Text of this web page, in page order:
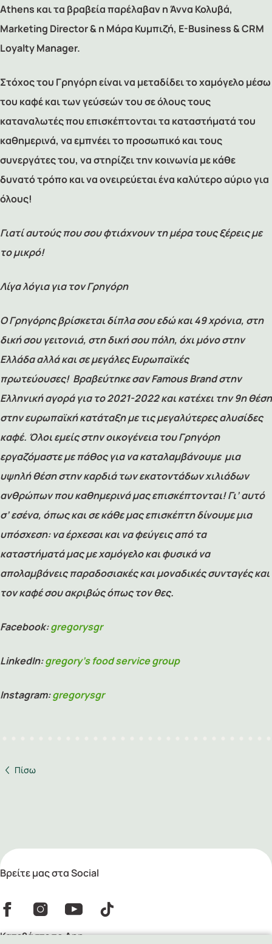
Athens και τα βραβεία παρέλαβαν η Άννα Κολυβά,
Marketing Director & η Μάρα Κυμπιζή, E-Business & CRM
Loyalty Manager.
Στόχος του Γρηγόρη είναι να μεταδίδει το χαμόγελο μέσω
του καφέ και των γεύσεών του σε όλους τους
καταναλωτές που επισκέπτονται τα καταστήματά του
καθημερινά, να εμπνέει το προσωπικό και τους
συνεργάτες του, να στηρίζει την κοινωνία με κάθε
δυνατό τρόπο και να ονειρεύεται ένα καλύτερο αύριο για
όλους!
Γιατί αυτούς που σου φτιάχνουν τη μέρα τους ξέρεις με
το μικρό!
Λίγα λόγια για τον Γρηγόρη
Ο Γρηγόρης βρίσκεται δίπλα σου εδώ και 49 χρόνια, στη
δική σου γειτονιά, στη δική σου πόλη, όχι μόνο στην
Ελλάδα αλλά και σε μεγάλες Ευρωπαϊκές
πρωτεύουσες! Βραβεύτηκε σαν Famous Brand στην
Ελληνική αγορά για το 2021-2022 και κατέχει την 9η θέση
στην ευρωπαϊκή κατάταξη με τις μεγαλύτερες αλυσίδες
καφέ. Όλοι εμείς στην οικογένεια του Γρηγόρη
εργαζόμαστε με πάθος για να καταλαμβάνουμε μια
υψηλή θέση στην καρδιά των εκατοντάδων χιλιάδων
ανθρώπων που καθημερινά μας επισκέπτονται! Γι’ αυτό
σ’ εσένα, όπως και σε κάθε μας επισκέπτη δίνουμε μια
υπόσχεση: να έρχεσαι και να φεύγεις από τα
καταστήματά μας με χαμόγελο και φυσικά να
απολαμβάνεις παραδοσιακές και μοναδικές συνταγές και
τον καφέ σου ακριβώς όπως τον θες.
Facebook:gregorysgr
LinkedIn:gregory’s food service group
Instagram:gregorysgr
Πίσω
Βρείτε μας στα Social
Κατεβάστε το App